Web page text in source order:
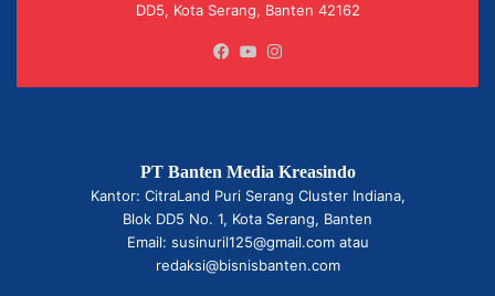
DD5, Kota Serang, Banten 42162
Facebook
YouTube
PT Banten Media Kreasindo
Kantor: CitraLand Puri Serang Cluster Indiana,
Blok DD5 No. 1, Kota Serang, Banten
Email: susinuril125@gmail.com atau
redaksi@bisnisbanten.com